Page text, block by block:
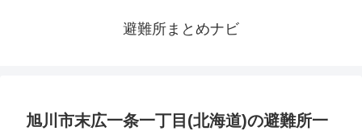
避難所まとめナビ
旭川市末広一条一丁目(北海道)の避難所一